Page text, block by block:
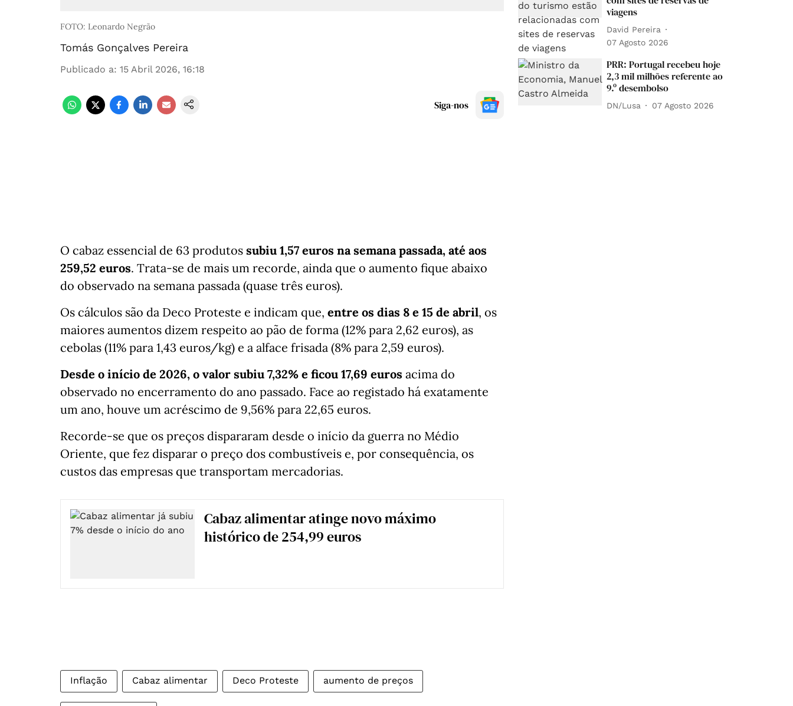
FOTO: Leonardo Negrão
Tomás Gonçalves Pereira
Publicado a: 15 Abril 2026, 16:18
Siga-nos
O cabaz essencial de 63 produtos subiu 1,57 euros na semana passada, até aos
259,52 euros. Trata-se de mais um recorde, ainda que o aumento fique abaixo
do observado na semana passada (quase três euros).
Os cálculos são da Deco Proteste e indicam que, entre os dias 8 e 15 de abril, os
maiores aumentos dizem respeito ao pão de forma (12% para 2,62 euros), as
cebolas (11% para 1,43 euros/kg) e a alface frisada (8% para 2,59 euros).
Desde o início de 2026, o valor subiu 7,32% e ficou 17,69 euros acima do
observado no encerramento do ano passado. Face ao registado há exatamente
um ano, houve um acréscimo de 9,56% para 22,65 euros.
Recorde-se que os preços dispararam desde o início da guerra no Médio
Oriente, que fez disparar o preço dos combustíveis e, por consequência, os
custos das empresas que transportam mercadorias.
Cabaz alimentar atinge novo máximo
histórico de 254,99 euros
Inflação Cabaz alimentar Deco Proteste aumento de preços
viagens
David Pereira
07 Agosto 2026
PRR: Portugal recebeu hoje
2,3 mil milhões referente ao
9.º desembolso
DN/Lusa 07 Agosto 2026